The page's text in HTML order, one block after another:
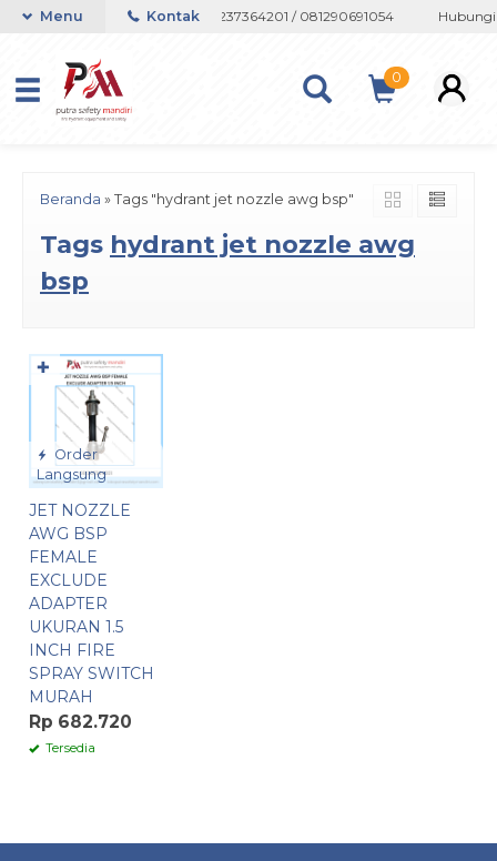
082133767508 / 081237364201 / 081290691054 Hubungi
Menu Kontak
0
Beranda » Tags "hydrant jet nozzle awg bsp"
Tags hydrant jet nozzle awg
bsp
Order
Langsung
JET NOZZLE
AWG BSP
FEMALE
EXCLUDE
ADAPTER
UKURAN 1.5
INCH FIRE
SPRAY SWITCH
MURAH
Rp 682.720
Tersedia
✚